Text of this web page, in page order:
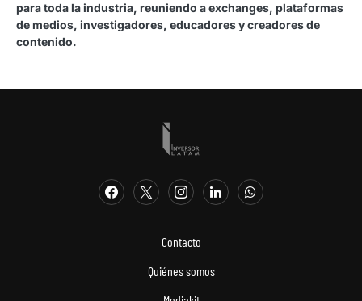
para toda la industria, reuniendo a exchanges, plataformas
de medios, investigadores, educadores y creadores de
contenido.
Contacto
Quiénes somos